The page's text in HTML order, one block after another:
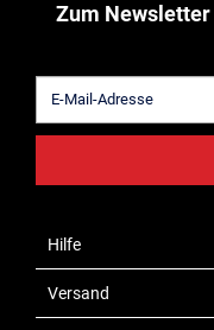
Zum Newsletter
Hilfe
Versand